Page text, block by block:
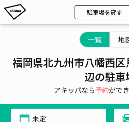
駐車場を貸す
一覧 地
福岡県北九州市八幡西
辺の駐車
アキッパなら予約がで
未定